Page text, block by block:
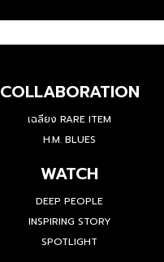
COLLABORATION
เฉลียง RARE ITEM
H.M. BLUES
WATCH
DEEP PEOPLE
INSPIRING STORY
SPOTLIGHT